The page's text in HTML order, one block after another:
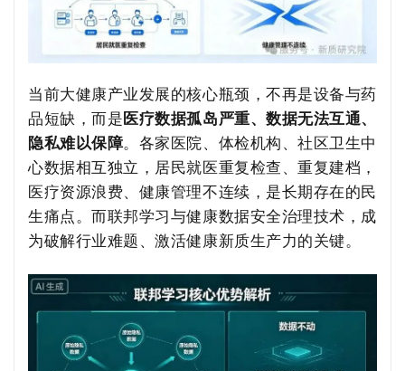
当前大健康产业发展的核心瓶颈，不再是设备与药
品短缺，而是医疗数据孤岛严重、数据无法互通、
隐私难以保障。各家医院、体检机构、社区卫生中
心数据相互独立，居民就医重复检查、重复建档，
医疗资源浪费、健康管理不连续，是长期存在的民
生痛点。而联邦学习与健康数据安全治理技术，成
为破解行业难题、激活健康新质生产力的关键。